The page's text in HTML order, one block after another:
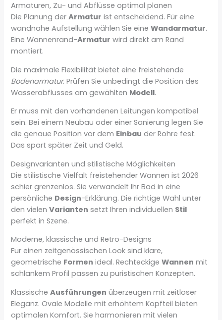
Armaturen, Zu- und Abflüsse optimal planen
Die Planung derArmatur ist entscheidend. Für eine
wandnahe Aufstellung wählen Sie eineWandarmatur.
Eine Wannenrand-Armatur wird direkt am Rand
montiert.
Die maximale Flexibilität bietet eine freistehende
Bodenarmatur. Prüfen Sie unbedingt die Position des
Wasserabflusses am gewählten Modell.
Er muss mit den vorhandenen Leitungen kompatibel
sein. Bei einem Neubau oder einer Sanierung legen Sie
die genaue Position vor dem Einbau der Rohre fest.
Das spart später Zeit und Geld.
Designvarianten und stilistische Möglichkeiten
Die stilistische Vielfalt freistehender Wannen ist 2026
schier grenzenlos. Sie verwandelt Ihr Bad in eine
persönliche Design-Erklärung. Die richtige Wahl unter
den vielenVarianten setzt Ihren individuellen Stil
perfekt in Szene.
Moderne, klassische und Retro-Designs
Für einen zeitgenössischen Look sind klare,
geometrische Formen ideal. RechteckigeWannen mit
schlankem Profil passen zu puristischen Konzepten.
KlassischeAusführungen überzeugen mit zeitloser
Eleganz. Ovale Modelle mit erhöhtem Kopfteil bieten
optimalen Komfort. Sie harmonieren mit vielen